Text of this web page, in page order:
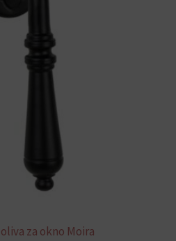
za okno Moira